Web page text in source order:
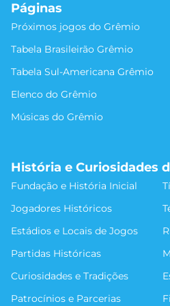
Páginas
Próximos jogos do Grêmio
Tabela Brasileirão Grêmio
Tabela Sul-Americana Grêmio
Elenco do Grêmio
Músicas do Grêmio
História e Curiosidades
Fundação e História Inicial
Jogadores Históricos
Estádios e Locais de Jogos
Partidas Históricas
Curiosidades e Tradições
Patrocínios e Parcerias